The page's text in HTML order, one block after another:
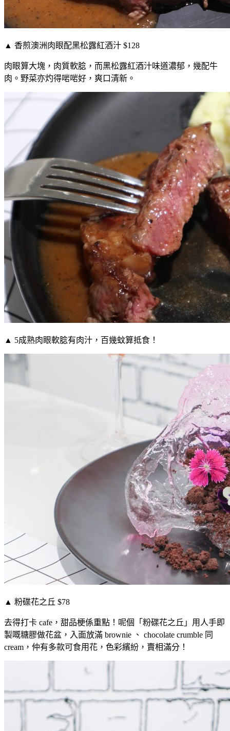
▲ 香煎澳洲肉眼配黑松露紅酒汁 $128
肉眼算大塊，肉質軟腍，而黑松露紅酒汁味道濃郁，幾配牛
肉。野菜亦灼得啱啱好，爽口清新。
▲ 5成熟肉眼軟腍有肉汁，百幾蚊算抵食！
▲ 粉碟花之丘 $78
去得打卡 cafe，甜品梗係重點！呢個「粉碟花之丘」用人手即
製嘅糖膠做花盆，入面放滿 brownie 、 chocolate crumble 同
cream，仲有多款可食用花，色彩繽紛，賣相滿分！